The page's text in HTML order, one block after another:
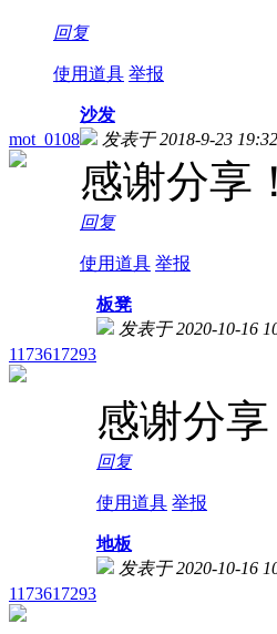
回复
使用道具 举报
mot_0108
沙发
发表于 2018-9-23
感谢分享
回复
使用道具 举报
1173617293
板凳
发表于 2020-10-16
感谢分享
回复
使用道具 举报
1173617293
地板
发表于 2020-10-16